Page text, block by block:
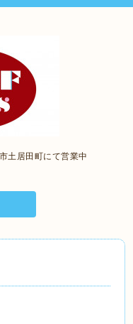
土居田町にて営業中